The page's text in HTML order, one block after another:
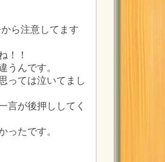
ら注意してます
！！
うんです。
っては泣いてまし
言が後押ししてく
ったです。